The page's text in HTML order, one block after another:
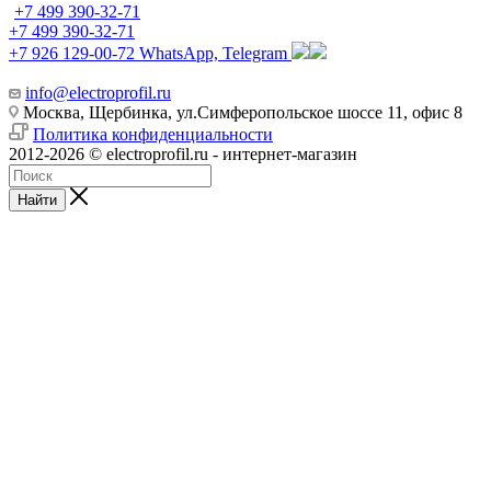
+7 499 390-32-71
+7 499 390-32-71
+7 926 129-00-72 WhatsApp, Telegram
info@electroprofil.ru
Москва, Щербинка, ул.Симферопольское шоссе 11, офис 8
Политика конфиденциальности
2012-2026 © electroprofil.ru - интернет-магазин
Найти